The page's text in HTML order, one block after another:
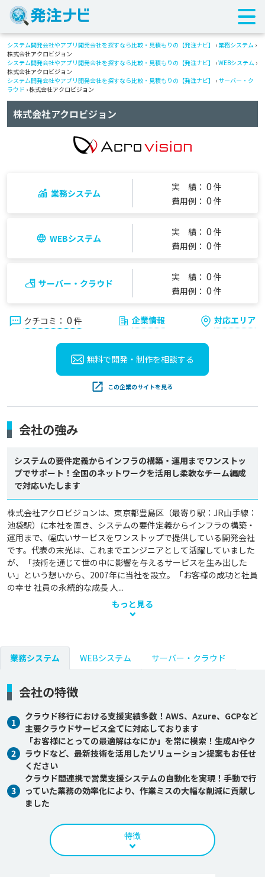
システム開発会社やアプリ開発会社を探すなら比較・見積もりの【発注ナビ】 › 業務システム ›
株式会社アクロビジョン
システム開発会社やアプリ開発会社を探すなら比較・見積もりの【発注ナビ】
›WEBシステム ›
株式会社アクロビジョン
システム開発会社やアプリ開発会社を探すなら比較・見積もりの【発注ナビ】
› サーバー・ク
ラウド › 株式会社アクロビジョン
株式会社アクロビジョン
業務システム
実 績： 0 件
費用例： 0 件
WEBシステム
実 績： 0 件
費用例： 0 件
サーバー・クラウド
実 績： 0 件
費用例： 0 件
クチコミ： 0 件 企業情報 対応エリア
無料で開発・制作を相談する
この企業のサイトを見る
会社の強み
システムの要件定義からインフラの構築・運用までワンストッ
プでサポート！全国のネットワークを活用し柔軟なチーム編成
で対応いたします
株式会社アクロビジョンは、東京都豊島区（最寄り駅：JR山手線：
池袋駅）に本社を置き、システムの要件定義からインフラの構築・
運用まで、幅広いサービスをワンストップで提供している開発会社
です。代表の末光は、これまでエンジニアとして活躍していました
が、「技術を通じて世の中に影響を与えるサービスを生み出した
い」という想いから、2007年に当社を設立。「お客様の成功と社員
の幸せ 社員の永続的な成長 人...
もっと見る
業務システム WEBシステム サーバー・クラウド
会社の特徴
1
クラウド移行における支援実績多数！AWS、Azure、GCPなど
主要クラウドサービス全てに対応しております
2
「お客様にとっての最適解はなにか」を常に模索！生成AIやク
ラウドなど、最新技術を活用したソリューション提案もお任せ
ください
3
クラウド間連携で営業支援システムの自動化を実現！手動で行
っていた業務の効率化により、作業ミスの大幅な削減に貢献し
ました
特徴